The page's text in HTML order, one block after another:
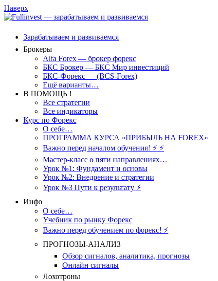
Наверх
Зарабатываем и развиваемся
Брокеры
Alfa Forex — брокер форекс
БКС Брокер — БКС Мир инвестиций
БКС-Форекс — (BCS-Forex)
Ещё варианты…
В ПОМОЩЬ !
Все стратегии
Все индикаторы
Курс по Форекс
О себе…
ПРОГРАММА КУРСА «ПРИБЫЛЬ НА FOREX»
Важно перед началом обучения! ⚡ ⚡
Мастер-класс о пяти направлениях…
Урок №1: Фундамент и основы
Урок №2: Внедрение и стратегии
Урок №3 Пути к результату ⚡️
Инфо
О себе…
Учебник по рынку Форекс
Важно перед обучением по форекс! ⚡
ПРОГНОЗЫ-АНАЛИЗ
Обзор сигналов, аналитика, прогнозы
Онлайн сигналы
Лохотроны